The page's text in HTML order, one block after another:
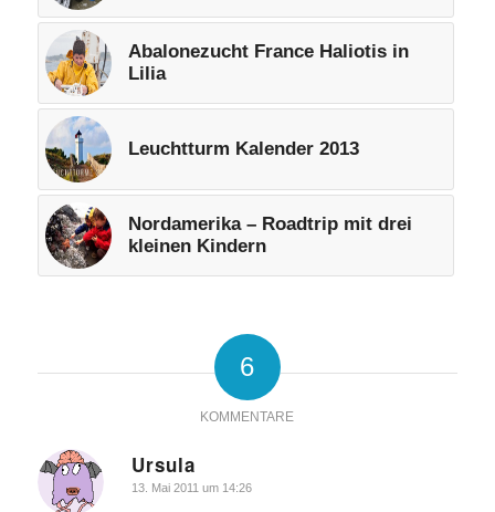
Abalonezucht France Haliotis in
Lilia
Leuchtturm Kalender 2013
Nordamerika – Roadtrip mit drei
kleinen Kindern
6
KOMMENTARE
Ursula
sagte:
13. Mai 2011 um 14:26